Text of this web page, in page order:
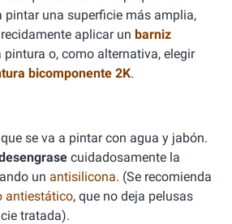
pintar una superficie más amplia,
aplicar un barniz
pintura o, como alternativa, elegir
bicomponente 2K.
se va a pintar con agua y jabón.
cuidadosamente la
un antisilicona. (Se recomienda
antiestático, que no deja pelusas
tratada).